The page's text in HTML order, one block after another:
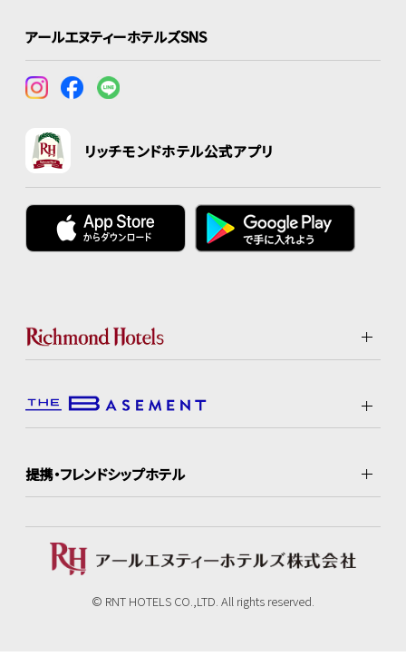
アールエヌティーホテルズSNS
リッチモンドホテル公式アプリ
提携・フレンドシップホテル
© RNT HOTELS CO.,LTD. All rights reserved.